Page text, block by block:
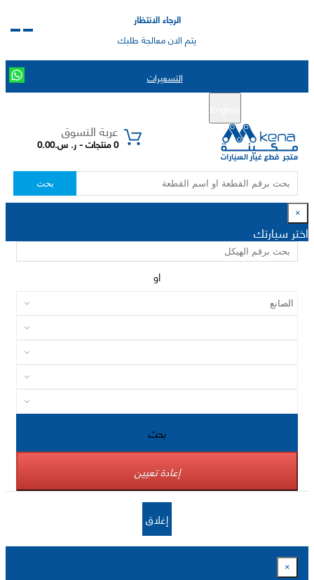
الرجاء الانتظار
يتم الان معالجة طلبك
التسعيرات
عربة التسوق
0 منتجات - ر. س.0.00
بحث
×
اختر سيارتك
او
بحث
إعادة تعيين
إغلاق
×